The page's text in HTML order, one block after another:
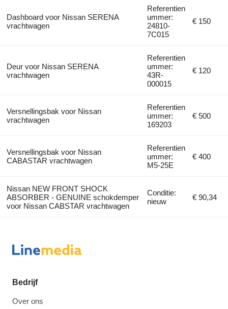
Dashboard voor Nissan SERENA
vrachtwagen
Referentien
ummer:
24810-
7C015
€ 150
Deur voor Nissan SERENA
vrachtwagen
Referentien
ummer:
43R-
000015
€ 120
Versnellingsbak voor Nissan
vrachtwagen
Referentien
ummer:
169203
€ 500
Versnellingsbak voor Nissan
CABASTAR vrachtwagen
Referentien
ummer:
M5-25E
€ 400
Nissan NEW FRONT SHOCK
ABSORBER - GENUINE schokdemper
voor Nissan CABSTAR vrachtwagen
Conditie:
nieuw
€ 90,34
Bedrijf
Over ons